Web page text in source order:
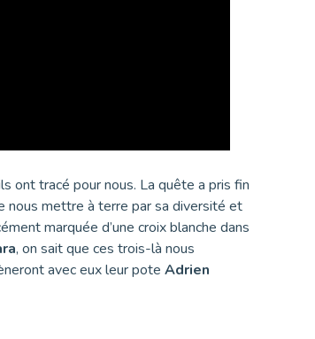
ont tracé pour nous. La quête a pris fin
nous mettre à terre par sa diversité et
marquée d’une croix blanche dans
, on sait que ces trois-là nous
avec eux leur pote Adrien